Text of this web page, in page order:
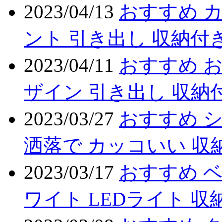
2023/04/13 おすすめ
ント 引き出し 収納付
2023/04/11 おすすめ
ザイン 引き出し 収納
2023/03/27 おすすめ
洒落で カッコいい 収
2023/03/17 おすすめ
ワイト LEDライト 収